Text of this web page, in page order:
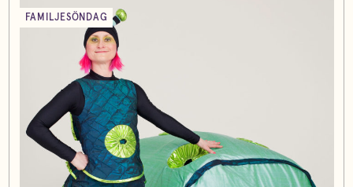
FAMILJESÖNDAG